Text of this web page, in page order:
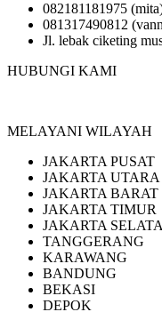
082181181975
081317490812
Jl. lebak ciketing
HUBUNGI KAMI
MELAYANI WILAYAH
JAKARTA PUSAT
JAKARTA UTARA
JAKARTA BARAT
JAKARTA TIMUR
JAKARTA
TANGGERANG
KARAWANG
BANDUNG
BEKASI
DEPOK